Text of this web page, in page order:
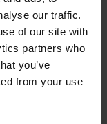
our traffic.
of our site with
partners who
you’ve
from your use
muassa
ja eri